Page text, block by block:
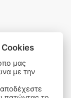
Cookies
μας
με την